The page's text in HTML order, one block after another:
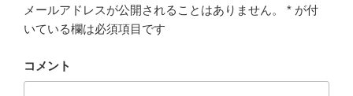
メールアドレスが公開されることはありません。 * が付
いている欄は必須項目です
コメント